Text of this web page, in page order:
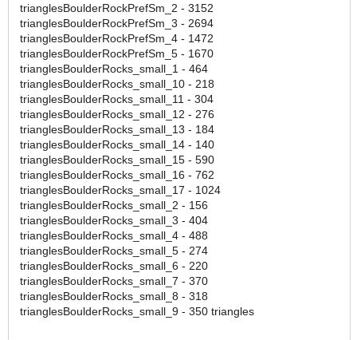
trianglesBoulderRockPrefSm_2 - 3152
trianglesBoulderRockPrefSm_3 - 2694
trianglesBoulderRockPrefSm_4 - 1472
trianglesBoulderRockPrefSm_5 - 1670
trianglesBoulderRocks_small_1 - 464
trianglesBoulderRocks_small_10 - 218
trianglesBoulderRocks_small_11 - 304
trianglesBoulderRocks_small_12 - 276
trianglesBoulderRocks_small_13 - 184
trianglesBoulderRocks_small_14 - 140
trianglesBoulderRocks_small_15 - 590
trianglesBoulderRocks_small_16 - 762
trianglesBoulderRocks_small_17 - 1024
trianglesBoulderRocks_small_2 - 156
trianglesBoulderRocks_small_3 - 404
trianglesBoulderRocks_small_4 - 488
trianglesBoulderRocks_small_5 - 274
trianglesBoulderRocks_small_6 - 220
trianglesBoulderRocks_small_7 - 370
trianglesBoulderRocks_small_8 - 318
trianglesBoulderRocks_small_9 - 350 triangles